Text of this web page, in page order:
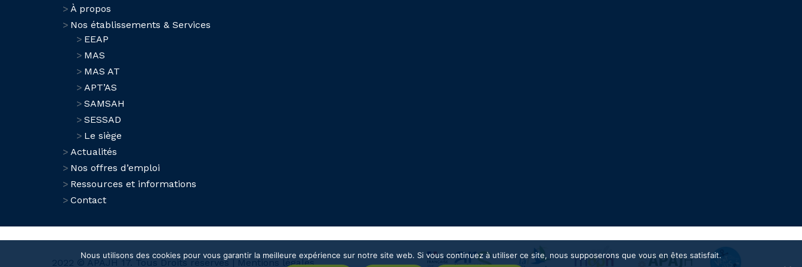
À propos
Nos établissements & Services
EEAP
MAS
MAS AT
APT’AS
SAMSAH
SESSAD
Le siège
Actualités
Nos offres d’emploi
Ressources et informations
Contact
2022 © APAJH 17. Tous Droits réservés | Mentions légales
Nous utilisons des cookies pour vous garantir la meilleure expérience sur notre site web. Si vous continuez à utiliser ce site, nous supposerons que vous en êtes satisfait.